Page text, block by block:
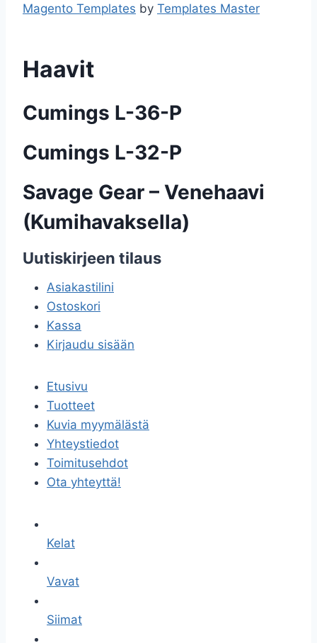
Magento Templates by Templates Master
Haavit
Cumings L-36-P
Cumings L-32-P
Savage Gear – Venehaavi
(Kumihavaksella)
Uutiskirjeen tilaus
Asiakastilini
Ostoskori
Kassa
Kirjaudu sisään
Etusivu
Tuotteet
Kuvia myymälästä
Yhteystiedot
Toimitusehdot
Ota yhteyttä!
Kelat
Vavat
Siimat